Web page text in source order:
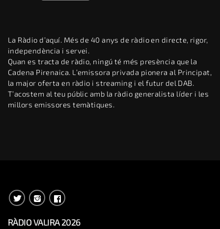
La Ràdio d’aquí. Més de 40 anys de ràdio en directe, rigor,
independència i servei.
Quan es tracta de ràdio, ningú té més presència que la
Cadena Pirenaica. L’emissora privada pionera al Principat,
la major oferta en ràdio i streaming i el futur del DAB.
T’acostem al teu públic amb la ràdio generalista líder i les
millors emissores temàtiques.
RÀDIO VALIRA 2026